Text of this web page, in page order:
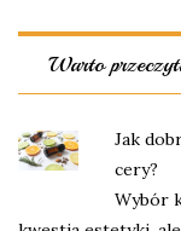
Warto
Jak
cery?
Wybór